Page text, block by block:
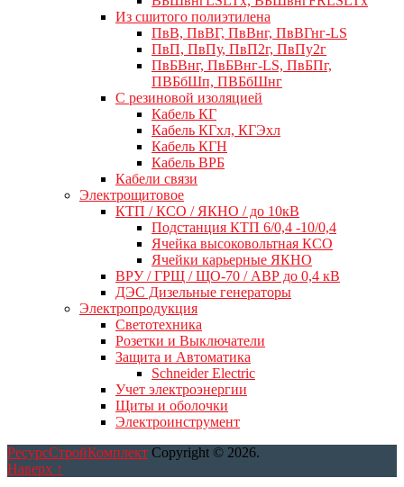
Из сшитого полиэтилена
ПвВ, ПвВГ, ПвВнг, ПвВГнг-LS
ПвП, ПвПу, ПвП2г, ПвПу2г
ПвБВнг, ПвБВнг-LS, ПвБПг,
ПВБбШп, ПВБбШнг
C резиновой изоляцией
Кабель КГ
Кабель КГхл, КГЭхл
Кабель КГН
Кабель ВРБ
Кабели связи
Электрощитовое
КТП / КСО / ЯКНО / до 10кВ
Подстанция КТП 6/0,4 -10/0,4
Ячейка высоковольтная КСО
Ячейки карьерные ЯКНО
ВРУ / ГРЩ / ЩО-70 / АВР до 0,4 кВ
ДЭС Дизельные генераторы
Электропродукция
Светотехника
Розетки и Выключатели
Защита и Автоматика
Schneider Electric
Учет электроэнергии
Щиты и оболочки
Электроинструмент
РесурсСтройКомплект Copyright © 2026.
Наверх ↑